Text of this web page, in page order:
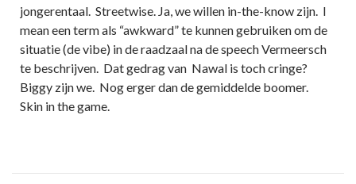
jongerentaal. Streetwise. Ja, we willen in-the-know zijn. I
mean een term als “awkward” te kunnen gebruiken om de
situatie (de vibe) in de raadzaal na de speech Vermeersch
te beschrijven. Dat gedrag van Nawal is toch cringe?
Biggy zijn we. Nog erger dan de gemiddelde boomer.
Skin in the game.